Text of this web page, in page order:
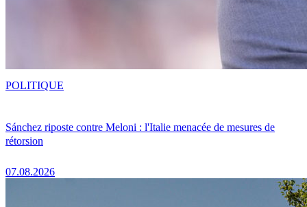
Sánchez riposte contre Meloni : l'Italie menacée de mesures de
rétorsion
07.08.2026
POLITIQUE